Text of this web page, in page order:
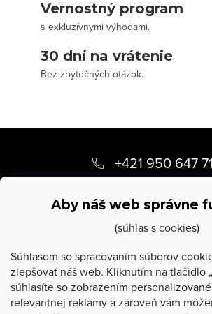
Aby náš web správne
(súhlas s cookies)
Súhlasom so spracovaním súborov
zlepšovať náš web. Kliknutím na tlačidlo
súhlasíte so zobrazením
relevantnej reklamy a zároveň vám
Vernostný program
s exkluzívnymi výhodami.
30 dní na vrátenie
Bez zbytočných otázok.
p
+421 950 647
O Stevula